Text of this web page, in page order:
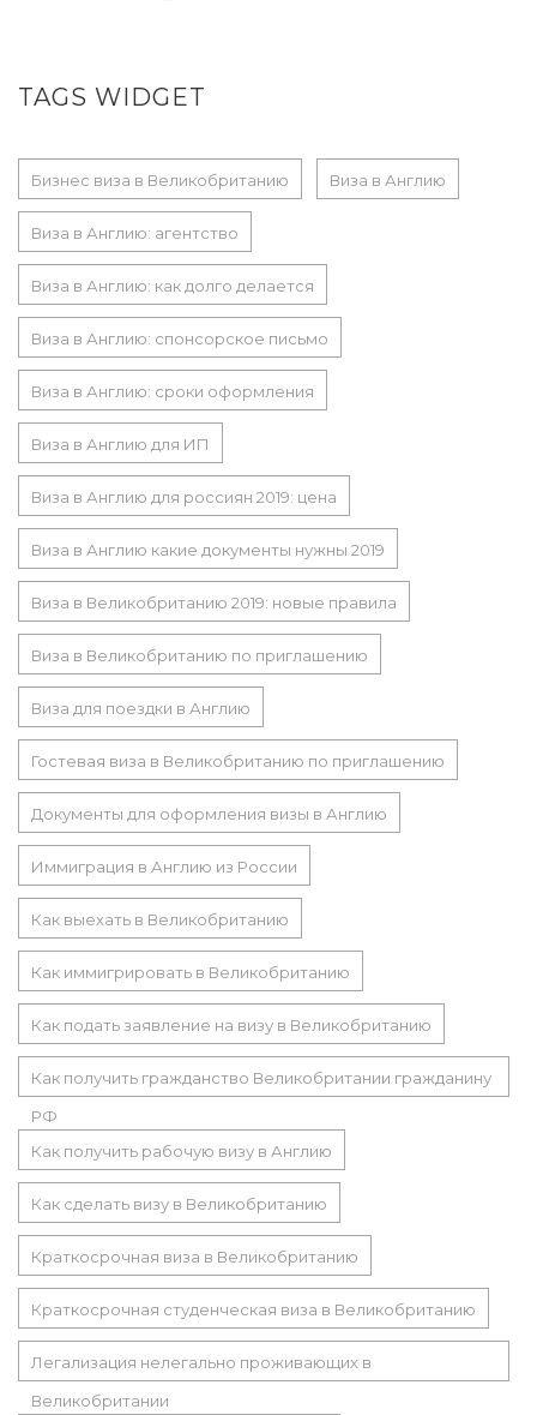
TAGS WIDGET
Бизнес виза в Великобританию Виза в Англию
Виза в Англию: агентство
Виза в Англию: как долго делается
Виза в Англию: спонсорское письмо
Виза в Англию: сроки оформления
Виза в Англию для ИП
Виза в Англию для россиян 2019: цена
Виза в Англию какие документы нужны 2019
Виза в Великобританию 2019: новые правила
Виза в Великобританию по приглашению
Виза для поездки в Англию
Гостевая виза в Великобританию по приглашению
Документы для оформления визы в Англию
Иммиграция в Англию из России
Как выехать в Великобританию
Как иммигрировать в Великобританию
Как подать заявление на визу в Великобританию
Как получить гражданство Великобритании гражданину
РФ
Как получить рабочую визу в Англию
Как сделать визу в Великобританию
Краткосрочная виза в Великобританию
Краткосрочная студенческая виза в Великобританию
Легализация нелегально проживающих в
Великобритании